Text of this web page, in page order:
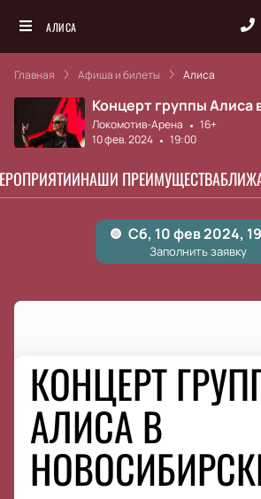
АЛИСА
Главная Афиша и билеты Алиса
Концерт группы Алиса
Локомотив-Арена
16+
10 фев. 2024
19:00
НАШИ ПРЕИМУЩЕСТВА
КОНЦЕРТ
АЛИСА В